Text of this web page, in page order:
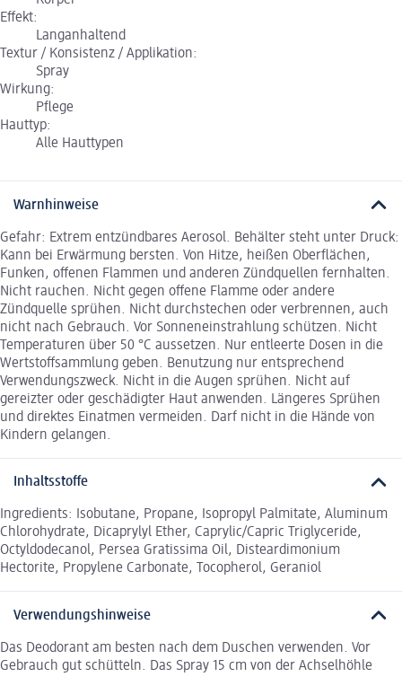
Effekt:
Langanhaltend
Textur / Konsistenz / Applikation:
Spray
Wirkung:
Pflege
Hauttyp:
Alle Hauttypen
Warnhinweise
Gefahr: Extrem entzündbares Aerosol. Behälter steht unter Druck:
Kann bei Erwärmung bersten. Von Hitze, heißen Oberflächen,
Funken, offenen Flammen und anderen Zündquellen fernhalten.
Nicht rauchen. Nicht gegen offene Flamme oder andere
Zündquelle sprühen. Nicht durchstechen oder verbrennen, auch
nicht nach Gebrauch. Vor Sonneneinstrahlung schützen. Nicht
Temperaturen über 50 °C aussetzen. Nur entleerte Dosen in die
Wertstoffsammlung geben. Benutzung nur entsprechend
Verwendungszweck. Nicht in die Augen sprühen. Nicht auf
gereizter oder geschädigter Haut anwenden. Längeres Sprühen
und direktes Einatmen vermeiden. Darf nicht in die Hände von
Kindern gelangen.
Inhaltsstoffe
Ingredients: Isobutane, Propane, Isopropyl Palmitate, Aluminum
Chlorohydrate, Dicaprylyl Ether, Caprylic/Capric Triglyceride,
Octyldodecanol, Persea Gratissima Oil, Disteardimonium
Hectorite, Propylene Carbonate, Tocopherol, Geraniol
Verwendungshinweise
Das Deodorant am besten nach dem Duschen verwenden. Vor
Gebrauch gut schütteln. Das Spray 15 cm von der Achselhöhle